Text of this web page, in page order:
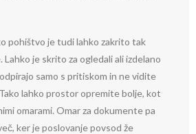
pohištvo je tudi lahko zakrito tak
Lahko je skrito za ogledali ali izdelano
samo s pritiskom in ne vidite
lahko prostor opremite bolje, kot
omarami. Omar za dokumente pa
ker je poslovanje povsod že